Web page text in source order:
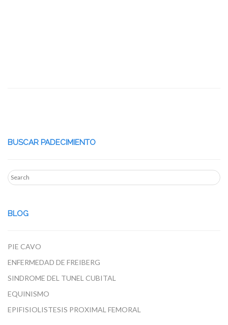
BUSCAR PADECIMIENTO
BLOG
PIE CAVO
ENFERMEDAD DE FREIBERG
SINDROME DEL TUNEL CUBITAL
EQUINISMO
EPIFISIOLISTESIS PROXIMAL FEMORAL